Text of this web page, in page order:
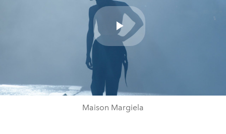
Play
Video
Maison Margiela